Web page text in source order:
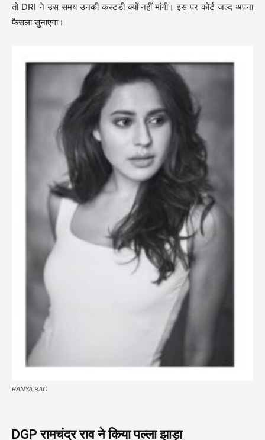
तो DRI ने उस समय उनकी कस्टडी क्यों नहीं मांगी। इस पर कोर्ट जल्द अपना
फैसला सुनाएगा।
RANYA RAO
DGPरामचंद्र राव ने किया पल्ला झाड़ा